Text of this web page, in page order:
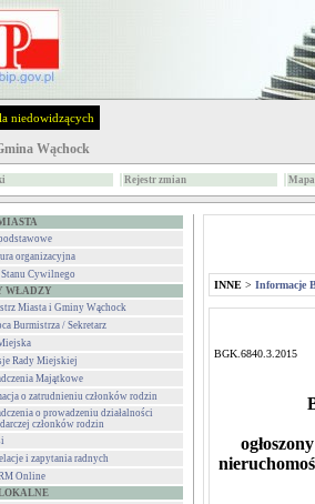
niedowidzących
Wąchock
Rejestr zmian
organizacyjna
Stanu Cywilnego
WŁADZY
Miasta i Gminy Wąchock
Burmistrza / Sekretarz
Rady Miejskiej
Majątkowe
o zatrudnieniu członków rodzin
o prowadzeniu działalności
członków rodzin
i zapytania radnych
Online
INNE > Informacje
BGK.6840.3.2015